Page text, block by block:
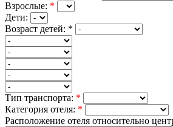
Взрослые: *
Дети:
Возраст детей: *
Тип транспорта: *
Категория отеля: *
Расположение отеля относительно